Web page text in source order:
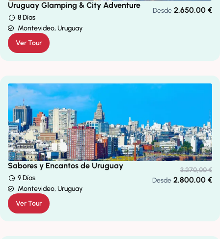
Uruguay Glamping & City Adventure
8 Días
Montevideo, Uruguay
Desde 2.650,00 €
Ver Tour
Sabores y Encantos de Uruguay
9 Días
Montevideo, Uruguay
3.270,00€
Desde 2.800,00 €
Ver Tour